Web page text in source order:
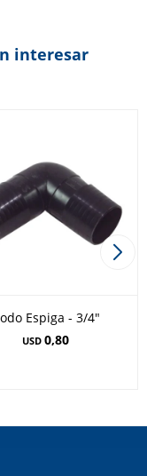
interesar
Espiga - 3/4"
USD 0,80